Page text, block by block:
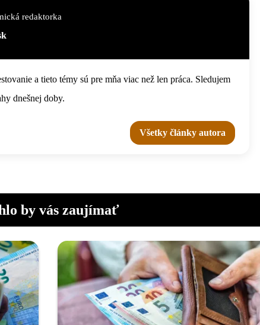
redaktorka
a tieto témy sú pre mňa viac než len práca. Sledujem
dnešnej doby.
Všetky články autora
by vás zaujímať